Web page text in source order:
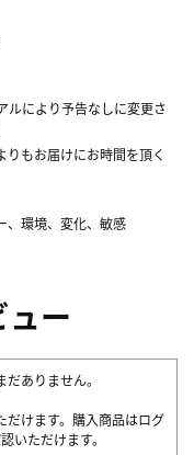
により予告なしに変更さ
もお届けにお時間を頂く
、環境、変化、敏感
ー
ありません。
だけます。購入商品はログ
いただけます。